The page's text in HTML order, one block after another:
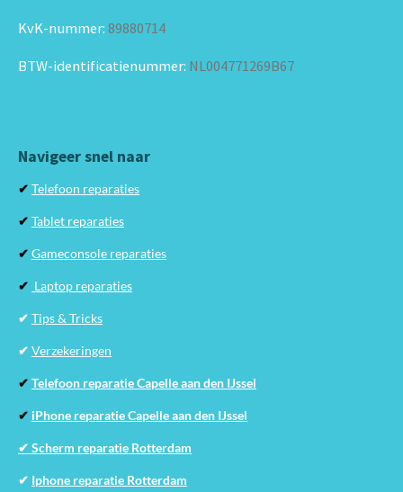
KvK-nummer: 89880714
BTW-identificatienummer: NL004771269B67
Navigeer snel naar
✔ Telefoon reparaties
✔ Tablet reparaties
✔ Gameconsole reparaties
✔ Laptop reparaties
✔ Tips & Tricks
✔ Verzekeringen
✔ Telefoon reparatie Capelle aan den IJssel
✔ iPhone reparatie Capelle aan den IJssel
✔ Scherm reparatie Rotterdam
✔ Iphone reparatie Rotterdam